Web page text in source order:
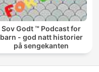
Sov Godt ™ Podcast for
barn - god natt historier
på sengekanten